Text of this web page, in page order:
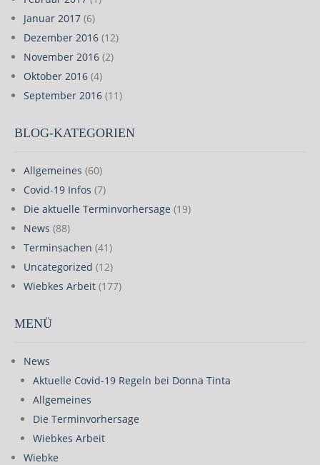
Januar 2017 (6)
Dezember 2016 (12)
November 2016 (2)
Oktober 2016 (4)
September 2016 (11)
BLOG-KATEGORIEN
Allgemeines (60)
Covid-19 Infos (7)
Die aktuelle Terminvorhersage (19)
News (88)
Terminsachen (41)
Uncategorized (12)
Wiebkes Arbeit (177)
MENÜ
News
Aktuelle Covid-19 Regeln bei Donna Tinta
Allgemeines
Die Terminvorhersage
Wiebkes Arbeit
Wiebke